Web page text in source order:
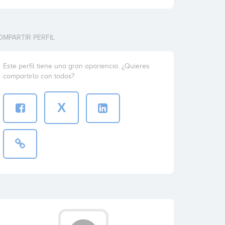
PERFIL
Este perfil tiene una gran apariencia. ¿Quieres
compartirlo con todos?
X